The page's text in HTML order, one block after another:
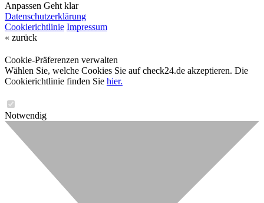
Anpassen Geht klar
Datenschutzerklärung
Cookierichtlinie Impressum
« zurück
Cookie-Präferenzen verwalten
Wählen Sie, welche Cookies Sie auf check24.de akzeptieren. Die
Cookierichtlinie finden Sie hier.
Notwendig